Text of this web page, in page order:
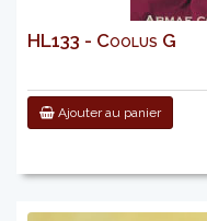
HL133 - Coolus G
Ajouter au panier